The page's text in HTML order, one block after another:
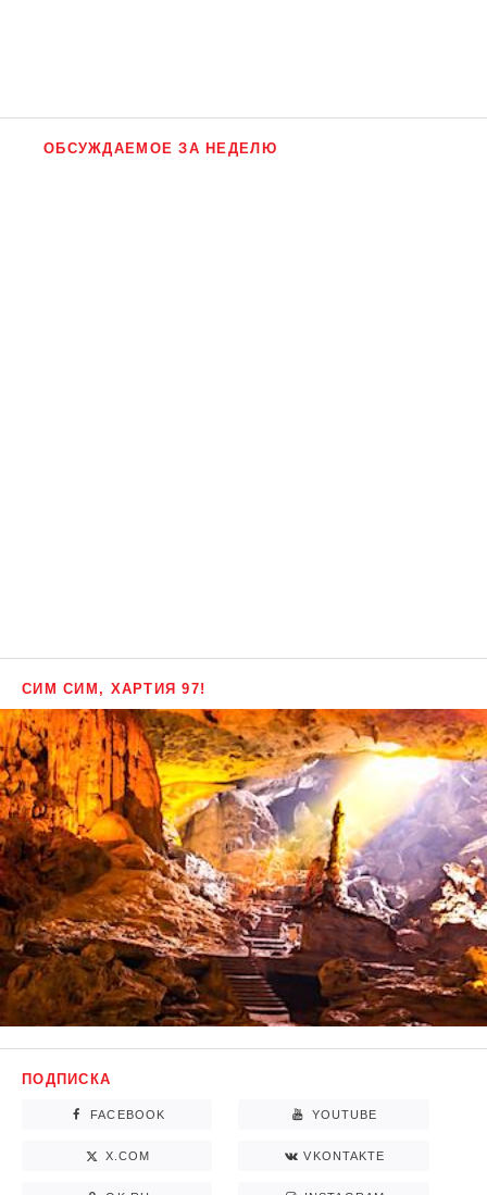
ОБСУЖДАЕМОЕ ЗА НЕДЕЛЮ
СИМ СИМ, ХАРТИЯ 97!
ПОДПИСКА
FACEBOOK YOUTUBE
X.COM VKONTAKTE